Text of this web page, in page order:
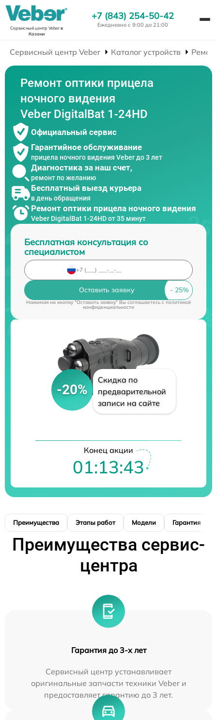
Сервисный центр Veberв
Казани
+7 (843) 254-50-42
Ежедневно с 9:00 до 21:00
Сервисный центр Veber Каталог устройств
Ремонт оптики прицела
ночного видения
Veber DigitalBat 1-24HD
Официальный сервис
Гарантийное обслуживание
прицела ночного видения Veber до 3 лет
Диагностика за наш счет,
ремонт по желанию
Бесплатный выезд курьера
в день обращения
Ремонт оптики прицела ночного видения
Veber DigitalBat 1-24HD от 35 минут
Бесплатная консультация со
специалистом
Оставить заявку
Нажимая на кнопку "Оставить заявку" Вы соглашаетесь cполитикой
конфиденциальности
-20%
Скидка по
предварительной
записи на сайте
Конец акции
01:13:42
Преимущества Этапы работ Модели Гарантия
Преимущества сервис-
центра
Гарантия до 3-х лет
Сервисный центр устанавливает
оригинальные запчасти техники Veber и
предоставляет гарантию до 3 лет.